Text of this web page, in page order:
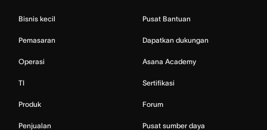
Bisnis kecil
Pemasaran
Operasi
TI
Produk
Penjualan
Pusat Bantuan
Dapatkan dukungan
Asana Academy
Sertifikasi
Forum
Pusat sumber daya